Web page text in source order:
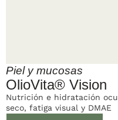
Piel y mucosas
OlioVita® Vision
Nutrición e hidratación
seco, fatiga visual y DMAE